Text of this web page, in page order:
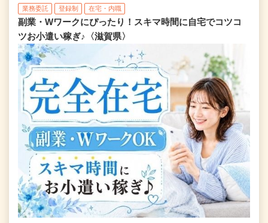
業務委託 登録制 在宅・内職
副業・Wワークにぴったり！スキマ時間に自宅でコツコ
ツお小遣い稼ぎ♪〈滋賀県〉